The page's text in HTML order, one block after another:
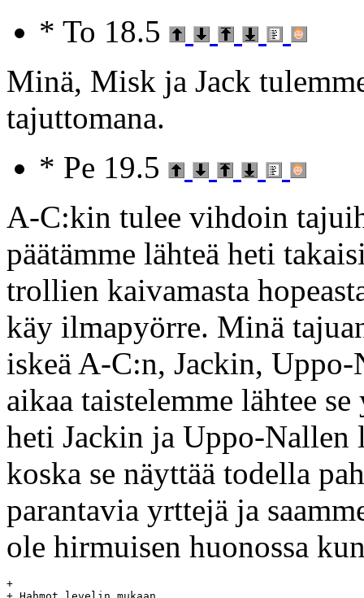
* To 18.5
Minä, Misk ja Jack
tajuttomana.
* Pe 19.5
A-C:kin tulee vihdoin
päätämme lähteä heti
trollien kaivamasta
käy ilmapyörre. Minä
iskeä A-C:n, Jackin,
aikaa taistelemme lähtee
heti Jackin ja Uppo-Nallen
koska se näyttää todella
parantavia yrttejä ja
ole hirmuisen huonossa
+
+ Hahmot levelin mukaan